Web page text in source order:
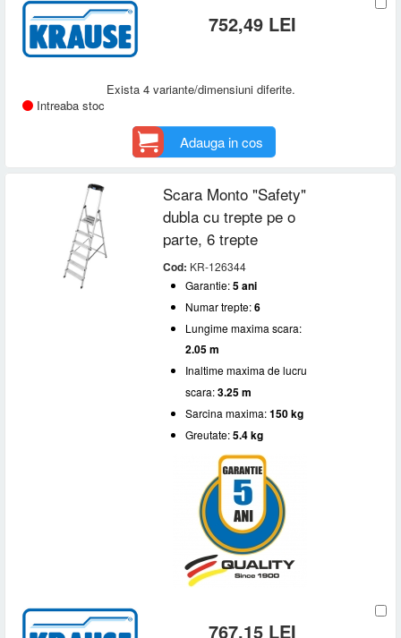
752,49 LEI
Exista 4 variante/dimensiuni diferite.
Intreaba stoc
Adauga in cos
Scara Monto "Safety"
dubla cu trepte pe o
parte, 6 trepte
Cod: KR-126344
Garantie:5 ani
Numar trepte:6
Lungime maxima scara:
2.05 m
Inaltime maxima de lucru
scara:3.25 m
Sarcina maxima:150 kg
Greutate:5.4 kg
767,15 LEI